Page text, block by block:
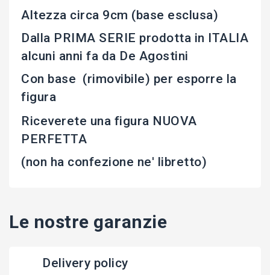
Altezza circa 9cm (base esclusa)
Dalla PRIMA SERIE prodotta in ITALIA
alcuni anni fa da De Agostini
Con base (rimovibile) per esporre la
figura
Riceverete una figura NUOVA
PERFETTA
(non ha confezione ne' libretto)
Le nostre garanzie
Delivery policy